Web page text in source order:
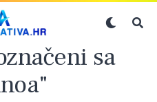
sa